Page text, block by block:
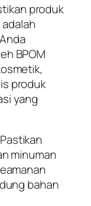
produk
BPOM
produk
yang
minuman
bahan